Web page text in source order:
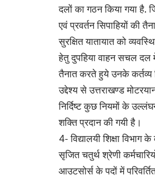
दलों का गठन किया गया है.
एवं प्रवर्तन सिपाहियों की
सुरक्षित यातायात को
हेतु दुपहिया वाहन सचल दल में
तैनात करते हुये उनके कर्तव्य
उद्देश्य से उत्तराखण्ड
निर्दिष्ट कुछ नियमों के
शक्ति प्रदान की गयी है।
4- विद्यालयी शिक्षा विभाग
सृजित चतुर्थ श्रेणी
आउटसोर्स के पदों में